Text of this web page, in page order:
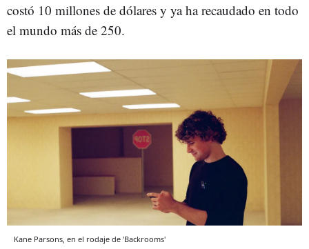
costó 10 millones de dólares y ya ha recaudado en todo
el mundo más de 250.
Kane Parsons, en el rodaje de 'Backrooms'